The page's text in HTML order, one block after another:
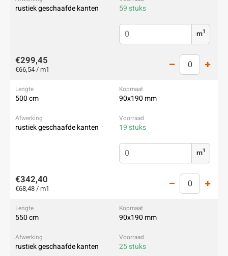
rustiek geschaafde kanten 59 stuks
m1
€299,45
€66,54 / m1
500 cm 90x190 mm
rustiek geschaafde kanten 19 stuks
m1
€342,40
€68,48 / m1
550 cm 90x190 mm
rustiek geschaafde kanten 25 stuks